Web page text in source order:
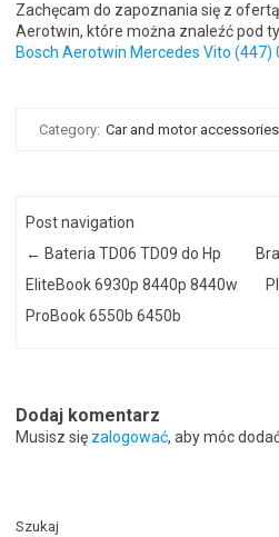
Zachęcam do zapoznania się z
Aerotwin, które można znaleźć pod
Bosch Aerotwin Mercedes Vito (447)
Category: Car and motor accessories
Post navigation
← Bateria TD06 TD09 do Hp
EliteBook 6930p 8440p 8440w
ProBook 6550b 6450b
Dodaj komentarz
Musisz się zalogować, aby móc
Szukaj